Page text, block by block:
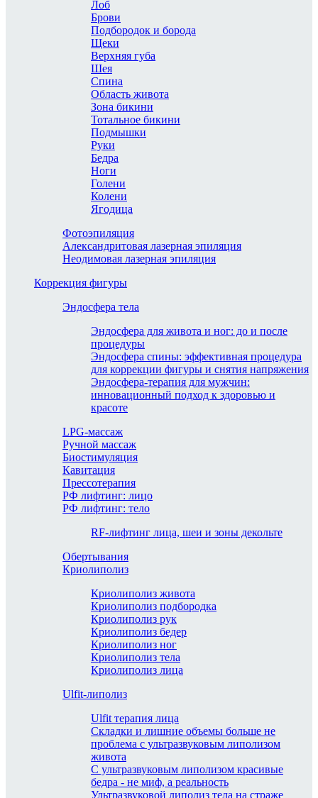
Лоб
Брови
Подбородок и борода
Щеки
Верхняя губа
Шея
Спина
Область живота
Зона бикини
Тотальное бикини
Подмышки
Руки
Бедра
Ноги
Голени
Колени
Ягодица
Фотоэпиляция
Александритовая лазерная эпиляция
Неодимовая лазерная эпиляция
Коррекция фигуры
Эндосфера тела
Эндосфера для живота и ног: до и после
процедуры
Эндосфера спины: эффективная процедура
для коррекции фигуры и снятия напряжения
Эндосфера-терапия для мужчин:
инновационный подход к здоровью и
красоте
LPG-массаж
Ручной массаж
Биостимуляция
Кавитация
Прессотерапия
РФ лифтинг: лицо
РФ лифтинг: тело
RF-лифтинг лица, шеи и зоны декольте
Обертывания
Криолиполиз
Криолиполиз живота
Криолиполиз подбородка
Криолиполиз рук
Криолиполиз бедер
Криолиполиз ног
Криолиполиз тела
Криолиполиз лица
Ulfit-липолиз
Ulfit терапия лица
Складки и лишние объемы больше не
проблема с ультразвуковым липолизом
живота
С ультразвуковым липолизом красивые
бедра - не миф, а реальность
Ультразвуковой липолиз тела на страже